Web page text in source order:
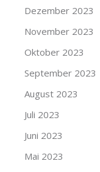
Dezember 2023
November 2023
Oktober 2023
September 2023
August 2023
Juli 2023
Juni 2023
Mai 2023